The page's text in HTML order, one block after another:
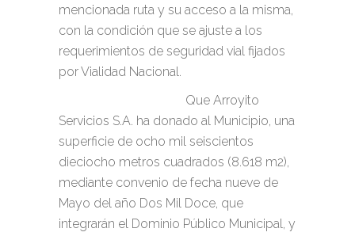
mencionada ruta y su acceso a la misma,
con la condición que se ajuste a los
requerimientos de seguridad vial fijados
por Vialidad Nacional.
Que Arroyito
Servicios S.A. ha donado al Municipio, una
superficie de ocho mil seiscientos
dieciocho metros cuadrados (8.618 m2),
mediante convenio de fecha nueve de
Mayo del año Dos Mil Doce, que
integrarán el Dominio Público Municipal, y